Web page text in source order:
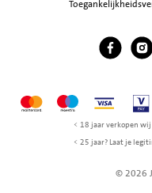
Volg ons
Jumbo
MastercardMaestroVisa Vpay
< 18 jaar verkopen
< 25 jaar? Laat je
© 2026